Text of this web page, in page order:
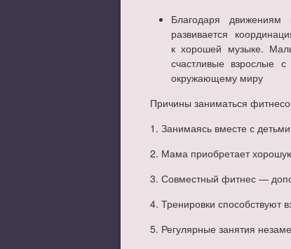
Благодаря
развивается
к хорошей музыке.
счастливые взрослые
окружающему миру
Причины заниматься
1. Занимаясь вместе с
2. Мама приобретает
3. Совместный фитнес —
4. Тренировки
5. Регулярные занятия